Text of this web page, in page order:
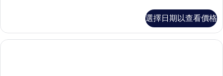
的
詳
情
選擇日期以查看價格